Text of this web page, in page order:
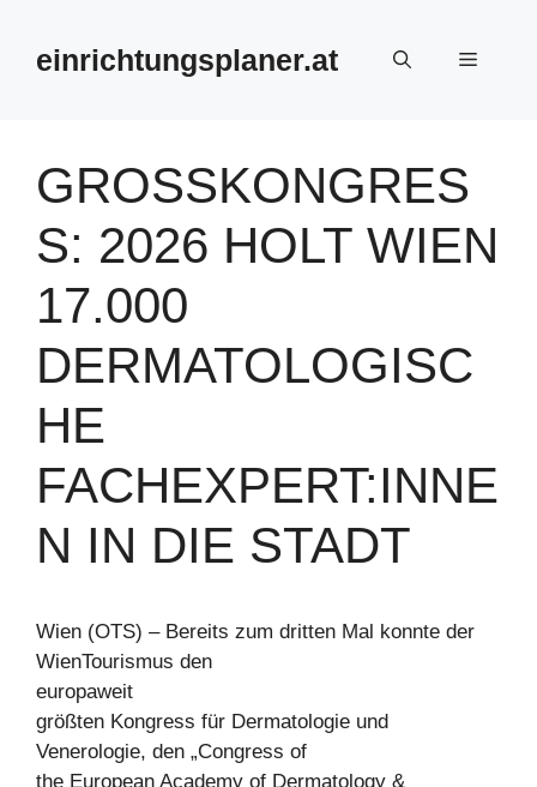
springeneinrichtungsplaner.at Menü
GROSSKONGRESS
: 2026 HOLT WIEN 1
7.000 D
ERMATOLOGISCH
E F
ACHEXPERT:INNEN
IN DIE STADT
Wien (OTS) – Bereits zum dritten Mal konnte der
WienTourismus den
europaweit
größten Kongress für Dermatologie und
Venerologie, den „Congress of
the European Academy of Dermatology &